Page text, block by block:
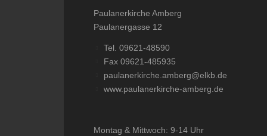
Paulanerkirche Amberg
Paulanergasse 12
Tel. 09621-48590
Fax 09621-485935
paulanerkirche.amberg@elkb.de
www.paulanerkirche-amberg.de
Montag & Mittwoch: 9-14 Uhr